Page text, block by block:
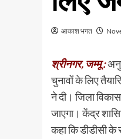
आकाश भगत
श्रीनगर, जम्मू :
चुनावों के लिए
ने दी। जिला
जाएगा। केंद्र
कहा कि डीडीसी